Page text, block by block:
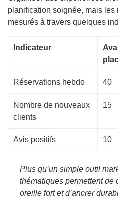
planification soignée, mais les
mesurés à travers quelques
Indicateur
Réservations hebdo 40
Nombre de nouveaux
clients
15
Avis positifs 10
Plus qu’un simple outil
thématiques permettent de
oreille fort et d’ancrer